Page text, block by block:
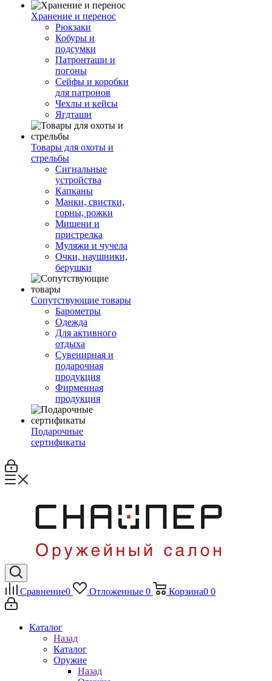
Хранение и перенос
Рюкзаки
Кобуры и
подсумки
Патронташи и
погоны
Сейфы и коробки
для патронов
Чехлы и кейсы
Ягдташи
Товары для охоты и
стрельбы
Сигнальные
устройства
Капканы
Манки, свистки,
горны, рожки
Мишени и
пристрелка
Муляжи и чучела
Очки, наушники,
берушки
Сопутствующие товары
Барометры
Одежда
Для активного
отдыха
Сувенирная и
подарочная
продукция
Фирменная
продукция
Подарочные
сертификаты
Сравнение0 Отложенные 0 Корзина0 0
Каталог
Назад
Каталог
Оружие
Назад